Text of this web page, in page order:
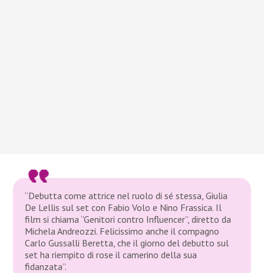
“Debutta come attrice nel ruolo di sé stessa, Giulia
De Lellis sul set con Fabio Volo e Nino Frassica. Il
film si chiama “Genitori contro Influencer”, diretto da
Michela Andreozzi. Felicissimo anche il compagno
Carlo Gussalli Beretta, che il giorno del debutto sul
set ha riempito di rose il camerino della sua
fidanzata”.